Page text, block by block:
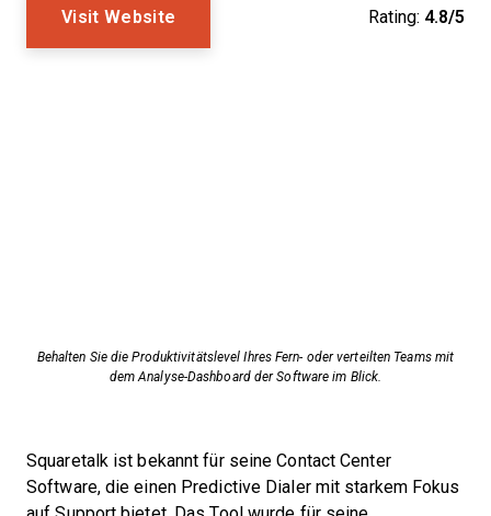
Visit Website Rating: 4.8/5
Behalten Sie die Produktivitätslevel Ihres Fern- oder verteilten Teams mit
dem Analyse-Dashboard der Software im Blick.
Squaretalk ist bekannt für seine Contact Center
Software, die einen Predictive Dialer mit starkem Fokus